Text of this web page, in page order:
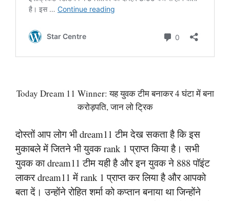
Today Dream 11 Winner: यह युवक टीम बनाकर 4 घंटा में बना
करोड़पति, जान लो ट्रिक
दोस्तों आप लोग भी dream11 टीम देख सकता है कि इस
मुकाबले में जितने भी युवक rank 1 प्राप्त किया है। सभी
युवक का dream11 टीम यही है और इन युवक ने 888 पॉइंट
लाकर dream11 में rank 1 प्राप्त कर लिया है और आपको
बता दें। उन्होंने रोहित शर्मा को कप्तान बनाया था जिन्होंने